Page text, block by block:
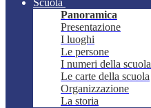
Scuola
Panoramica
Presentazione
I luoghi
Le persone
I numeri della scuola
Le carte della scuola
Organizzazione
La storia